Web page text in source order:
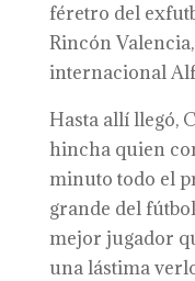
féretro del
Rincón
internacional
Hasta allí llegó,
hincha quien
minuto todo el
grande del
mejor jugador
una lástima